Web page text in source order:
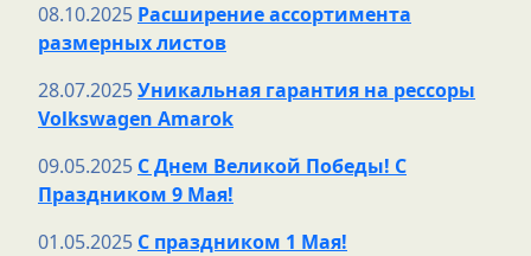
08.10.2025 Расширение ассортимента
размерных листов
28.07.2025Уникальная гарантия на рессоры
Volkswagen Amarok
09.05.2025 С Днем Великой Победы! С
Праздником 9 Мая!
01.05.2025 С праздником 1 Мая!